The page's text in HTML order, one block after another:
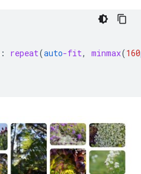
: repeat(auto-fit, minmax(160